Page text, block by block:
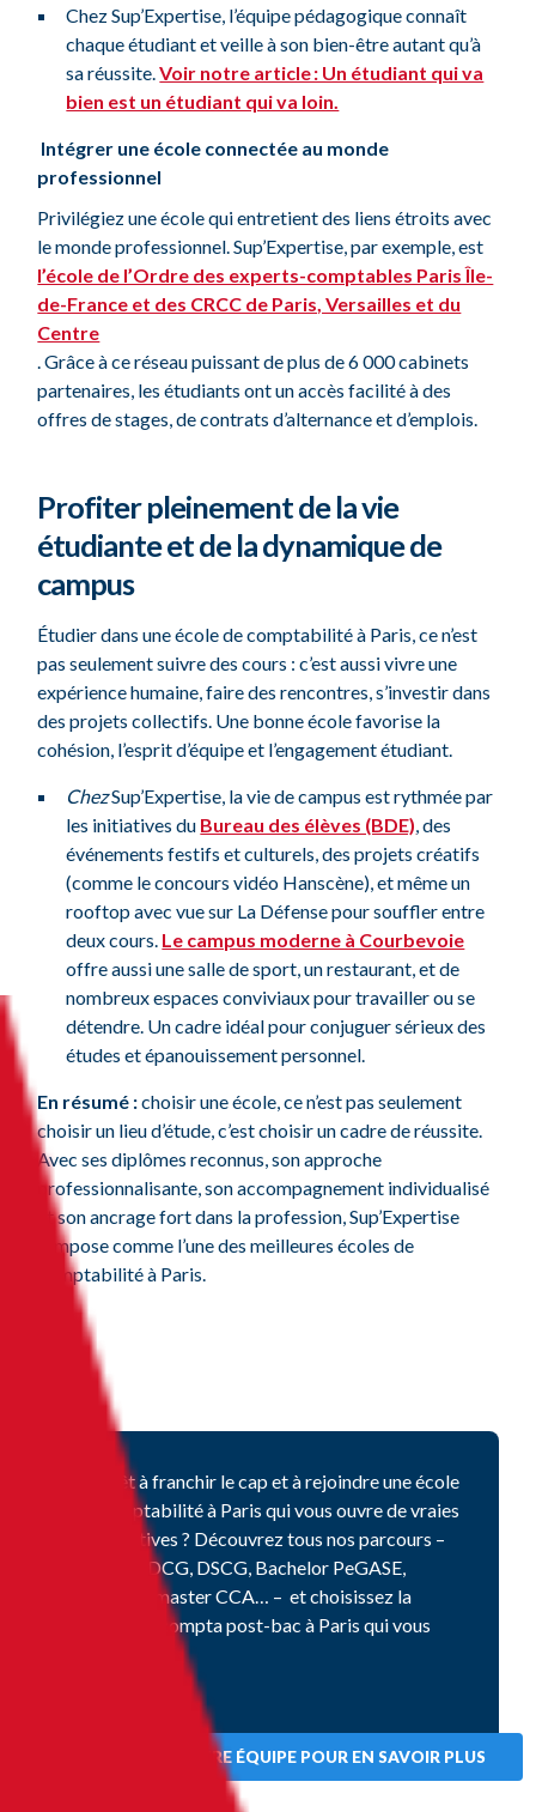
Chez Sup’Expertise, l’équipe pédagogique connaît
chaque étudiant et veille à son bien-être autant qu’à
sa réussite.Voir notre article : Un étudiant qui va
bien est un étudiant qui va loin.
Intégrer une école connectée au monde
professionnel
Privilégiez une école qui entretient des liens étroits avec
le monde professionnel. Sup’Expertise, par exemple, est
l’école de l’Ordre des experts-comptables Paris Île-
de-France et des CRCC de Paris, Versailles et du
Centre
. Grâce à ce réseau puissant de plus de 6 000 cabinets
partenaires, les étudiants ont un accès facilité à des
offres de stages, de contrats d’alternance et d’emplois.
Profiter pleinement de la vie
étudiante et de la dynamique de
campus
Étudier dans une école de comptabilité à Paris, ce n’est
pas seulement suivre des cours : c’est aussi vivre une
expérience humaine, faire des rencontres, s’investir dans
des projets collectifs. Une bonne école favorise la
cohésion, l’esprit d’équipe et l’engagement étudiant.
ChezSup’Expertise, la vie de campus est rythmée par
les initiatives du Bureau des élèves (BDE) , des
événements festifs et culturels, des projets créatifs
(comme le concours vidéo Hanscène), et même un
rooftop avec vue sur La Défense pour souffler entre
deux cours. Le campus moderne à Courbevoie
offre aussi une salle de sport, un restaurant, et de
nombreux espaces conviviaux pour travailler ou se
détendre. Un cadre idéal pour conjuguer sérieux des
études et épanouissement personnel.
En résumé :choisir une école, ce n’est pas seulement
choisir un lieu d’étude, c’est choisir un cadre de réussite.
Avec ses diplômes reconnus, son approche
professionnalisante, son accompagnement individualisé
et son ancrage fort dans la profession, Sup’Expertise
s’impose comme l’une des meilleures écoles de
comptabilité à Paris.
CONTACTEZ NOTRE ÉQUIPE POUR EN SAVOIR PLUS
Prêt à franchir le cap et à rejoindre une école
de comptabilité à Paris qui vous ouvre de vraies
perspectives ? Découvrez tous nos parcours –
BTS CG, DCG, DSCG, Bachelor PeGASE
licence et master CCA…
– etchoisissez la
formation compta post-bac à Paris qui vous